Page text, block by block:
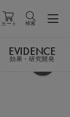
カート 検索
EVIDENCE
効果・研究開発